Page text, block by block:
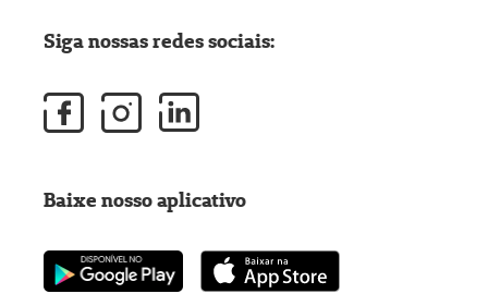
Siga nossas redes sociais:
Baixe nosso aplicativo